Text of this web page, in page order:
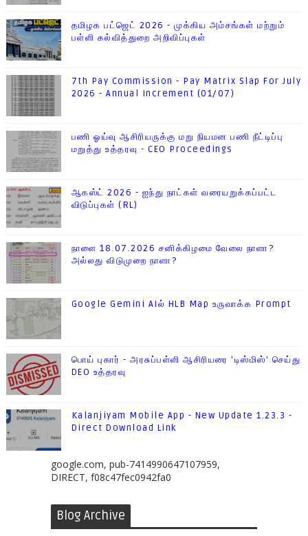
தமிழக பட்ஜெட் 2026 - முக்கிய அம்சங்கள் மற்றும்
பள்ளி கல்வித்துறை அறிவிப்புகள்
7th Pay Commission - Pay Matrix Slap For July
2026 - Annual Increment (01/07)
பணி ஓய்வு ஆசிரியருக்கு மறு நியமன பணி நீட்டிப்பு
மறுத்து உத்தரவு - CEO Proceedings
ஆகஸ்ட் 2026 - ஐந்து நாட்கள் வரையறுக்கப்பட்ட
விடுப்புகள் (RL)
நாளை 18.07.2026 சனிக்கிழமை வேலை நாளா?
அல்லது விடுமுறை நாளா?
Google Gemini AIல் HLB Map உருவாக்க Prompt
பொய் புகார் - அரசுப்பள்ளி ஆசிரியரை 'டிஸ்மிஸ்' செய்து
DEO உத்தரவு
Kalanjiyam Mobile App - New Update 1.23.3 -
Direct Download Link
google.com, pub-7414990647107959,
DIRECT, f08c47fec0942fa0
Blog Archive